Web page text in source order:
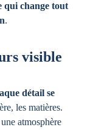
qui change tout
.
visible
détail se
les matières.
atmosphère